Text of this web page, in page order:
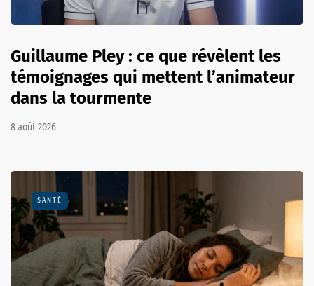
Guillaume Pley : ce que révèlent les
témoignages qui mettent l’animateur
dans la tourmente
8 août 2026
SANTÉ